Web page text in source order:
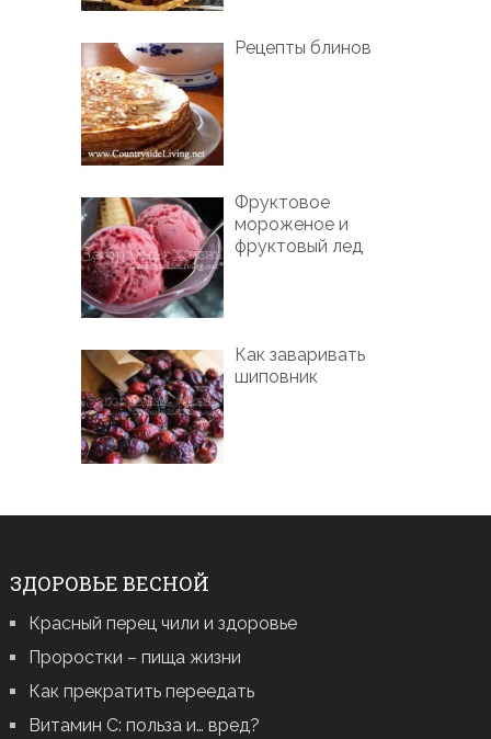
Рецепты блинов
Фруктовое
мороженое и
фруктовый лед
Как заваривать
шиповник
ЗДОРОВЬЕ ВЕСНОЙ
Красный перец чили и здоровье
Проростки – пища жизни
Как прекратить переедать
Витамин С: польза и… вред?